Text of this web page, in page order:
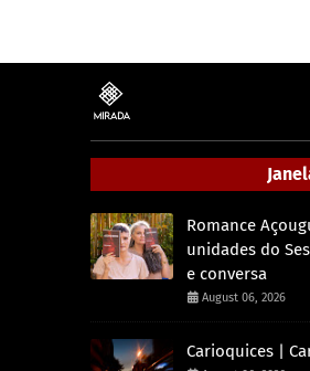
Romance
unidades do
e conversa
August 06, 2026
Carioquices |